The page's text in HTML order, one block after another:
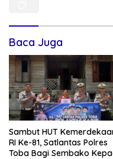
Baca Juga
Sambut HUT
RI Ke-81, Satlantas Polres
Toba Bagi Sembako